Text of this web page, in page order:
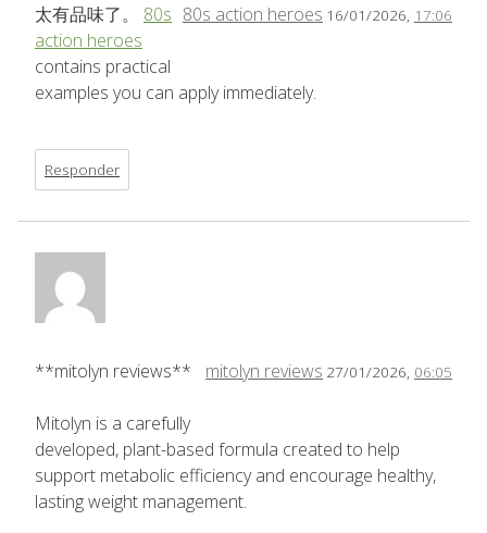
80s action heroes 16/01/2026, 17:06
太有品味了。 80s
action heroes
contains practical
examples you can apply immediately.
Responder
mitolyn reviews 27/01/2026, 06:05
**mitolyn reviews**
Mitolyn is a carefully
developed, plant-based formula created to help
support metabolic efficiency and encourage healthy,
lasting weight management.